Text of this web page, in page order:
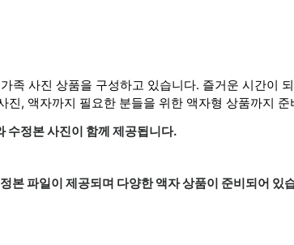
족 사진 상품을 구성하고 있습니다. 즐거운 시간이
, 액자까지 필요한 분들을 위한 액자형 상품까지 준
정본 사진이 함께 제공됩니다.
파일이 제공되며 다양한 액자 상품이 준비되어 있